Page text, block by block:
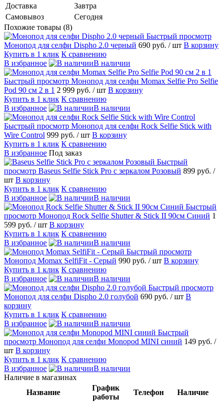
Доставка
Завтра
Самовывоз
Сегодня
Похожие товары (8)
Быстрый просмотр
Монопод для селфи Dispho 2.0 черный 690 руб. / шт В корзину
Купить в 1 клик К сравнению
В избранное
В наличии
Быстрый просмотр Монопод для селфи Momax Selfie Pro Selfie
Pod 90 см 2 в 1 2 999 руб. / шт В корзину
Купить в 1 клик К сравнению
В избранное
В наличии
Быстрый просмотр Монопод для селфи Rock Selfie Stick with
Wire Control 999 руб. / шт В корзину
Купить в 1 клик К сравнению
В избранное Под заказ
Быстрый
просмотр Baseus Selfie Stick Pro с зеркалом Розовый 899 руб. /
шт В корзину
Купить в 1 клик К сравнению
В избранное
В наличии
Быстрый
просмотр Монопод Rock Selfie Shutter & Stick II 90см Синий 1
599 руб. / шт В корзину
Купить в 1 клик К сравнению
В избранное
В наличии
Быстрый просмотр
Монопод Momax SelfiFit - Серый 990 руб. / шт В корзину
Купить в 1 клик К сравнению
В избранное
В наличии
Быстрый просмотр
Монопод для селфи Dispho 2.0 голубой 690 руб. / шт В
корзину
Купить в 1 клик К сравнению
В избранное
В наличии
Быстрый
просмотр Монопод для селфи Monopod MINI синий 149 руб. /
шт В корзину
Купить в 1 клик К сравнению
В избранное
В наличии
Наличие в магазинах
Название
График
работы
Телефон Наличие